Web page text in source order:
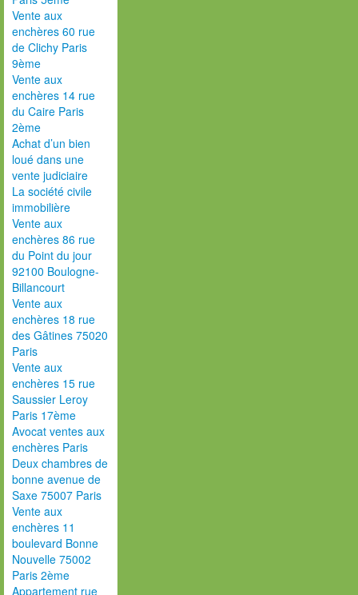
Vente aux
enchères 60 rue
de Clichy Paris
9ème
Vente aux
enchères 14 rue
du Caire Paris
2ème
Achat d’un bien
loué dans une
vente judiciaire
La société civile
immobilière
Vente aux
enchères 86 rue
du Point du jour
92100 Boulogne-
Billancourt
Vente aux
enchères 18 rue
des Gâtines 75020
Paris
Vente aux
enchères 15 rue
Saussier Leroy
Paris 17ème
Avocat ventes aux
enchères Paris
Deux chambres de
bonne avenue de
Saxe 75007 Paris
Vente aux
enchères 11
boulevard Bonne
Nouvelle 75002
Paris 2ème
Appartement rue